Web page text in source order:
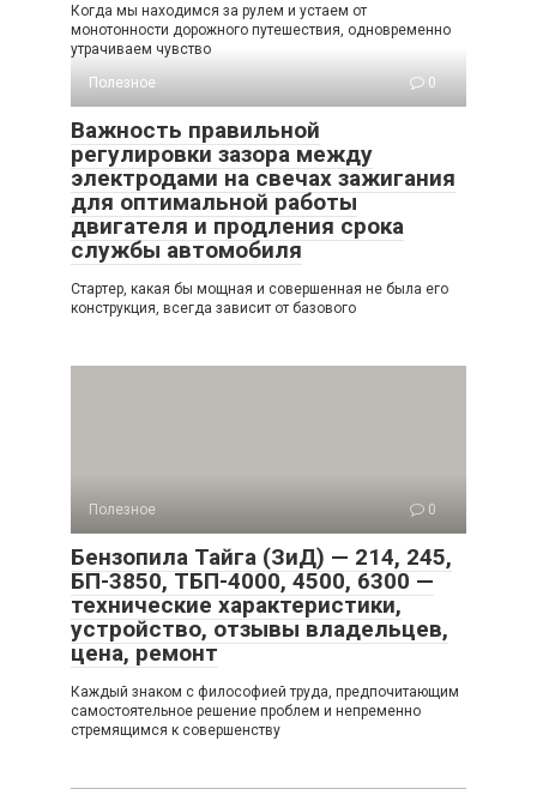
Когда мы находимся за рулем и устаем от
монотонности дорожного путешествия, одновременно
утрачиваем чувство
Полезное
0
Важность правильной
регулировки зазора между
электродами на свечах зажигания
для оптимальной работы
двигателя и продления срока
службы автомобиля
Стартер, какая бы мощная и совершенная не была его
конструкция, всегда зависит от базового
Полезное 0
Бензопила Тайга (ЗиД) — 214, 245,
БП-3850, ТБП-4000, 4500, 6300 —
технические характеристики,
устройство, отзывы владельцев,
цена, ремонт
Каждый знаком с философией труда, предпочитающим
самостоятельное решение проблем и непременно
стремящимся к совершенству